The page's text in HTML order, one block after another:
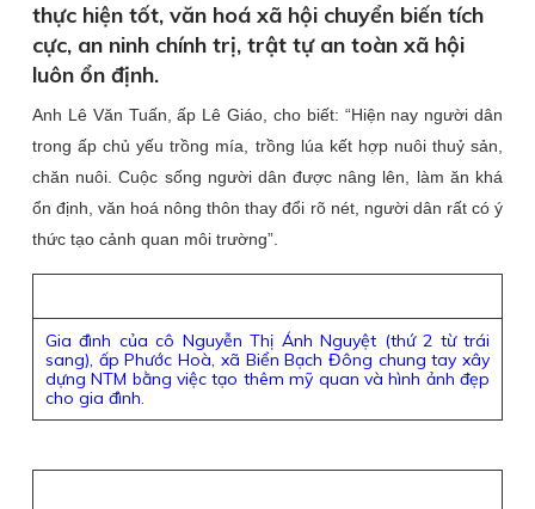
thực hiện tốt, văn hoá xã hội chuyển biến tích
cực, an ninh chính trị, trật tự an toàn xã hội
luôn ổn định.
Anh Lê Văn Tuấn, ấp Lê Giáo, cho biết: “Hiện nay người dân
trong ấp chủ yếu trồng mía, trồng lúa kết hợp nuôi thuỷ sản,
chăn nuôi. Cuộc sống người dân được nâng lên, làm ăn khá
ổn định, văn hoá nông thôn thay đổi rõ nét, người dân rất có ý
thức tạo cảnh quan môi trường”.
Gia đình của cô Nguyễn Thị Ánh Nguyệt (thứ 2 từ trái
sang), ấp Phước Hoà, xã Biển Bạch Đông chung tay xây
dựng NTM bằng việc tạo thêm mỹ quan và hình ảnh đẹp
cho gia đình.